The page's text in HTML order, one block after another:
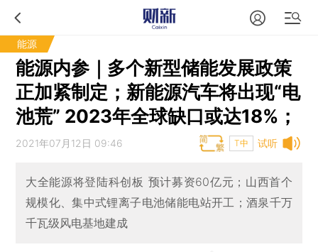
能源
能源内参｜多个新型储能发展政策
正加紧制定；新能源汽车将出现“电
池荒” 2023年全球缺口或达18%；
试听
2021年07月12日 09:46 T中
大全能源将登陆科创板 预计募资60亿元；山西首个
规模化、集中式锂离子电池储能电站开工；酒泉千万
千瓦级风电基地建成